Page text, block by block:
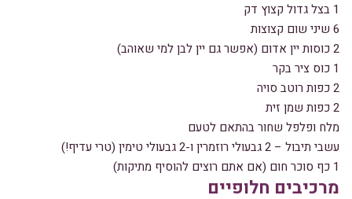
1 בצל גדול קצוץ דק
6 שיני שום קצוצות
2 כוסות יין אדום (אפשר גם יין לבן למי שאוהב)
1 כוס ציר בקר
2 כפות רוטב סויה
2 כפות שמן זית
מלח ופלפל שחור בהתאם לטעם
עשבי תיבול – 2 גבעולי רוזמרין ו-2 גבעולי טימין (טרי עדיף!)
1 כף סוכר חום (אם אתם רוצים להוסיף מתיקות)
מרכיבים חלופיים